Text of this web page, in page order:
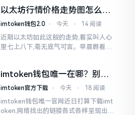
以太坊行情价格走势图怎么看
才不亏钱
imtoken钱包2.0 ⋅ 今天 ⋅ 14 阅读
近期以太坊如此这般的走势,着实叫人心
里七上八下,毫无底气可言。早晨瞧看之
得让人心里直冒慌意。
imtoken钱包唯一在哪？别乱
点，小心假网站
imtoken官方下载 ⋅ 今天 ⋅ 18 阅读
imtoken钱包唯一官网近日打算下载imt
oken,网络找出的链接各式各样呈现出乱